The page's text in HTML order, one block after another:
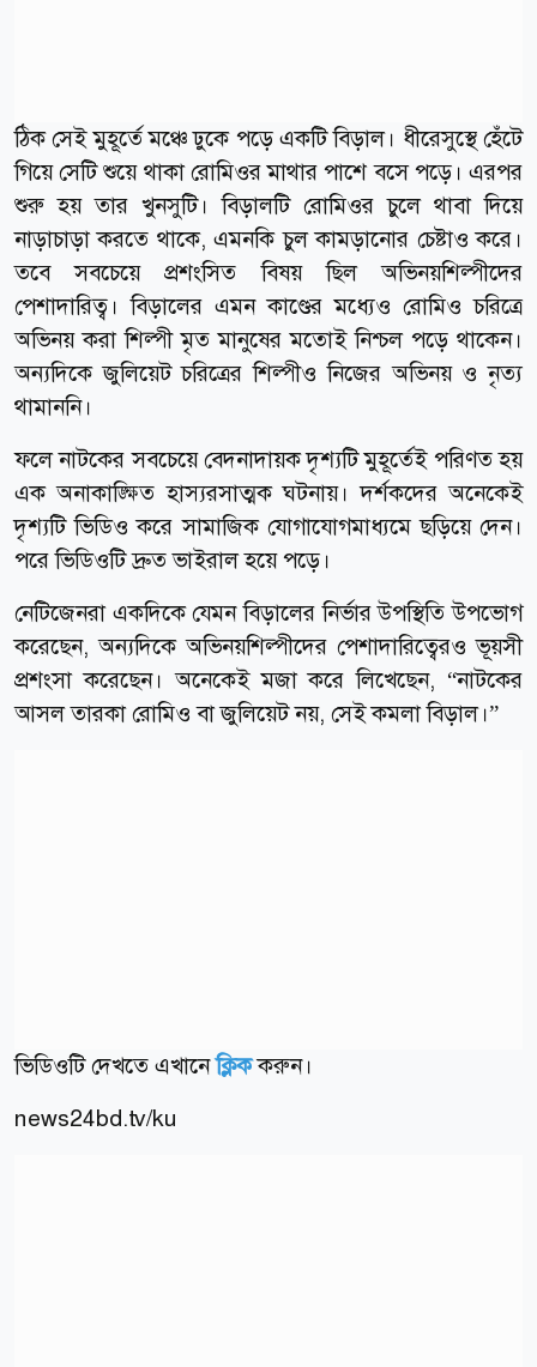
ঠিক সেই মুহূর্তে মঞ্চে ঢুকে পড়ে একটি বিড়াল। ধীরেসুস্থে হেঁটে
গিয়ে সেটি শুয়ে থাকা রোমিওর মাথার পাশে বসে পড়ে। এরপর
শুরু হয় তার খুনসুটি। বিড়ালটি রোমিওর চুলে থাবা দিয়ে
নাড়াচাড়া করতে থাকে, এমনকি চুল কামড়ানোর চেষ্টাও করে।
তবে সবচেয়ে প্রশংসিত বিষয় ছিল অভিনয়শিল্পীদের
পেশাদারিত্ব। বিড়ালের এমন কাণ্ডের মধ্যেও রোমিও চরিত্রে
অভিনয় করা শিল্পী মৃত মানুষের মতোই নিশ্চল পড়ে থাকেন।
অন্যদিকে জুলিয়েট চরিত্রের শিল্পীও নিজের অভিনয় ও নৃত্য
থামাননি।
ফলে নাটকের সবচেয়ে বেদনাদায়ক দৃশ্যটি মুহূর্তেই পরিণত হয়
এক অনাকাঙ্ক্ষিত হাস্যরসাত্মক ঘটনায়। দর্শকদের অনেকেই
দৃশ্যটি ভিডিও করে সামাজিক যোগাযোগমাধ্যমে ছড়িয়ে দেন।
পরে ভিডিওটি দ্রুত ভাইরাল হয়ে পড়ে।
নেটিজেনরা একদিকে যেমন বিড়ালের নির্ভার উপস্থিতি উপভোগ
করেছেন, অন্যদিকে অভিনয়শিল্পীদের পেশাদারিত্বেরও ভূয়সী
প্রশংসা করেছেন। অনেকেই মজা করে লিখেছেন, “নাটকের
আসল তারকা রোমিও বা জুলিয়েট নয়, সেই কমলা বিড়াল।”
ভিডিওটি দেখতে এখানেক্লিককরুন।
news24bd.tv/ku